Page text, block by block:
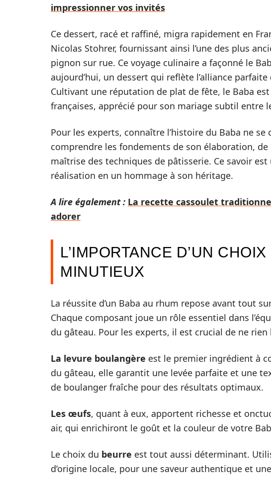
impressionner vos invités
Ce dessert, racé et raffiné, migra rapidement en
Nicolas Stohrer, fournissant ainsi l’une des plus
pignon sur rue. Ce voyage culinaire a façonné le
aujourd’hui, un dessert qui reflète l’alliance parfaite
Cultivant une réputation de plat de fête, le Baba
françaises, apprécié pour son mariage subtil entre
Pour les experts, connaître l’histoire du Baba ne se
comprendre les fondements de son élaboration,
maîtrise des techniques de pâtisserie. Ce savoir
réalisation en un hommage à son héritage.
A lire également : La recette cassoulet
adorer
L’IMPORTANCE D’UN
MINUTIEUX
La réussite d’un Baba au rhum repose avant tout
Chaque composant joue un rôle essentiel dans
du gâteau. Pour les experts, il est crucial de ne rien
La levure boulangère est le premier ingrédient à
du gâteau, elle garantit une levée parfaite et une
de boulanger fraîche pour des résultats optimaux.
Les œufs, quant à eux, apportent richesse et
air, qui enrichiront le goût et la couleur de votre
Le choix du beurre est tout aussi déterminant.
d’origine locale, pour une saveur authentique et